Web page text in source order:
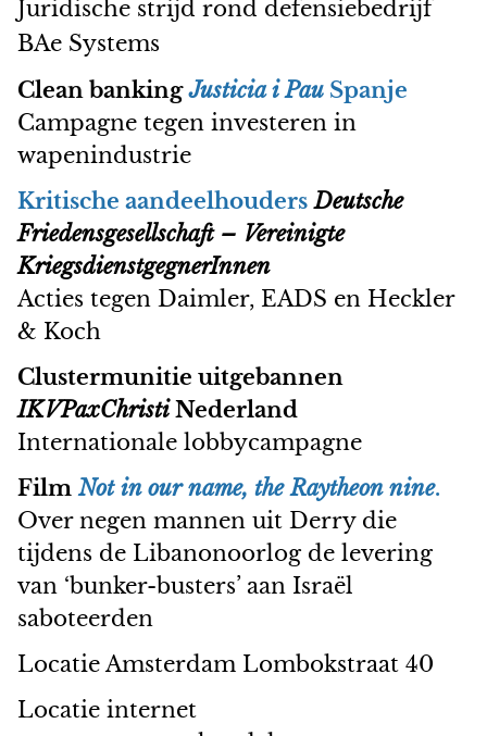
Juridische strijd rond defensiebedrijf
BAe Systems
Clean banking Justicia i Pau Spanje
Campagne tegen investeren in
wapenindustrie
Kritische aandeelhouders Deutsche
Friedensgesellschaft – Vereinigte
KriegsdienstgegnerInnen
Acties tegen Daimler, EADS en Heckler
& Koch
Clustermunitie uitgebannen
IKVPaxChristiNederland
Internationale lobbycampagne
Film Not in our name, the Raytheon nine.
Over negen mannen uit Derry die
tijdens de Libanonoorlog de levering
van ‘bunker-busters’ aan Israël
saboteerden
Locatie Amsterdam Lombokstraat 40
Locatie internet